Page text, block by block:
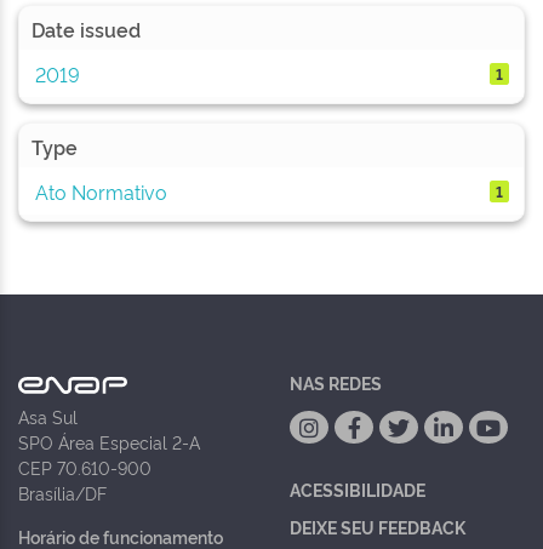
Date issued
2019
1
Type
Ato Normativo
1
Asa Sul
SPO Área Especial 2-A
CEP 70.610-900
Brasília/DF
Horário de funcionamento
NAS REDES
ACESSIBILIDADE
DEIXE SEU FEEDBACK